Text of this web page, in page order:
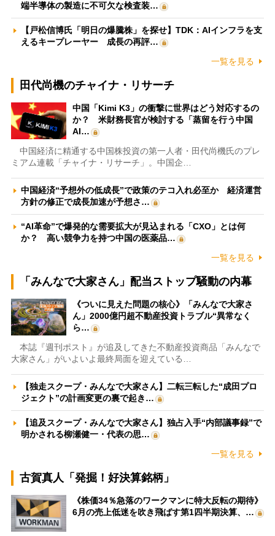
端半導体の製造に不可欠な検査装…
【戸松信博氏「明日の爆騰株」を探せ】TDK：AIインフラを支
えるキープレーヤー 成長の再評…
一覧を見る
田代尚機のチャイナ・リサーチ
中国「Kimi K3」の衝撃に世界はどう対応するの
か？ 米財務長官が検討する「蒸留を行う中国
AI…
中国経済に精通する中国株投資の第一人者・田代尚機氏のプレ
ミアム連載「チャイナ・リサーチ」。中国企…
中国経済“予想外の低成長”で政策のテコ入れ必至か 経済運営
方針の修正で成長加速が予想さ…
“AI革命”で爆発的な需要拡大が見込まれる「CXO」とは何
か？ 高い競争力を持つ中国の医薬品…
一覧を見る
「みんなで大家さん」配当ストップ騒動の内幕
《ついに見えた問題の核心》「みんなで大家さ
ん」2000億円超不動産投資トラブル“異常なく
ら…
本誌『週刊ポスト』が追及してきた不動産投資商品「みんなで
大家さん」がいよいよ最終局面を迎えている…
【独走スクープ・みんなで大家さん】二転三転した“成田プロ
ジェクト”の計画変更の裏で起き…
【追及スクープ・みんなで大家さん】独占入手“内部議事録”で
明かされる柳瀬健一・代表の思…
一覧を見る
古賀真人「発掘！好決算銘柄」
《株価34％急落のワークマンに特大反転の期待》
6月の売上低迷を吹き飛ばす第1四半期決算、…